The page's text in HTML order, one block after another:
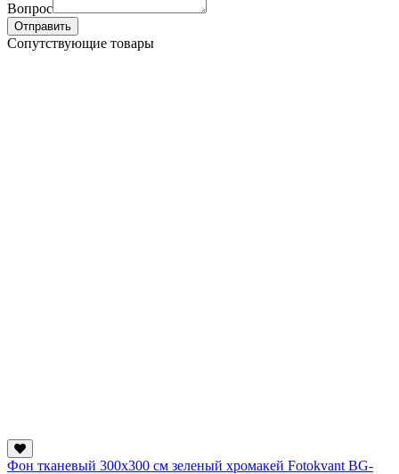
Вопрос
Отправить
Сопутствующие товары
Фон тканевый 300х300 см зеленый хромакей Fotokvant BG-